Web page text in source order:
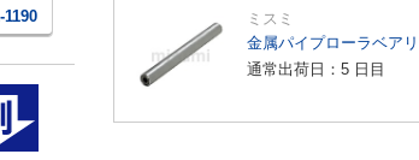
1190
ミスミ
金属パイプローラベア
通常出荷日：5 日目